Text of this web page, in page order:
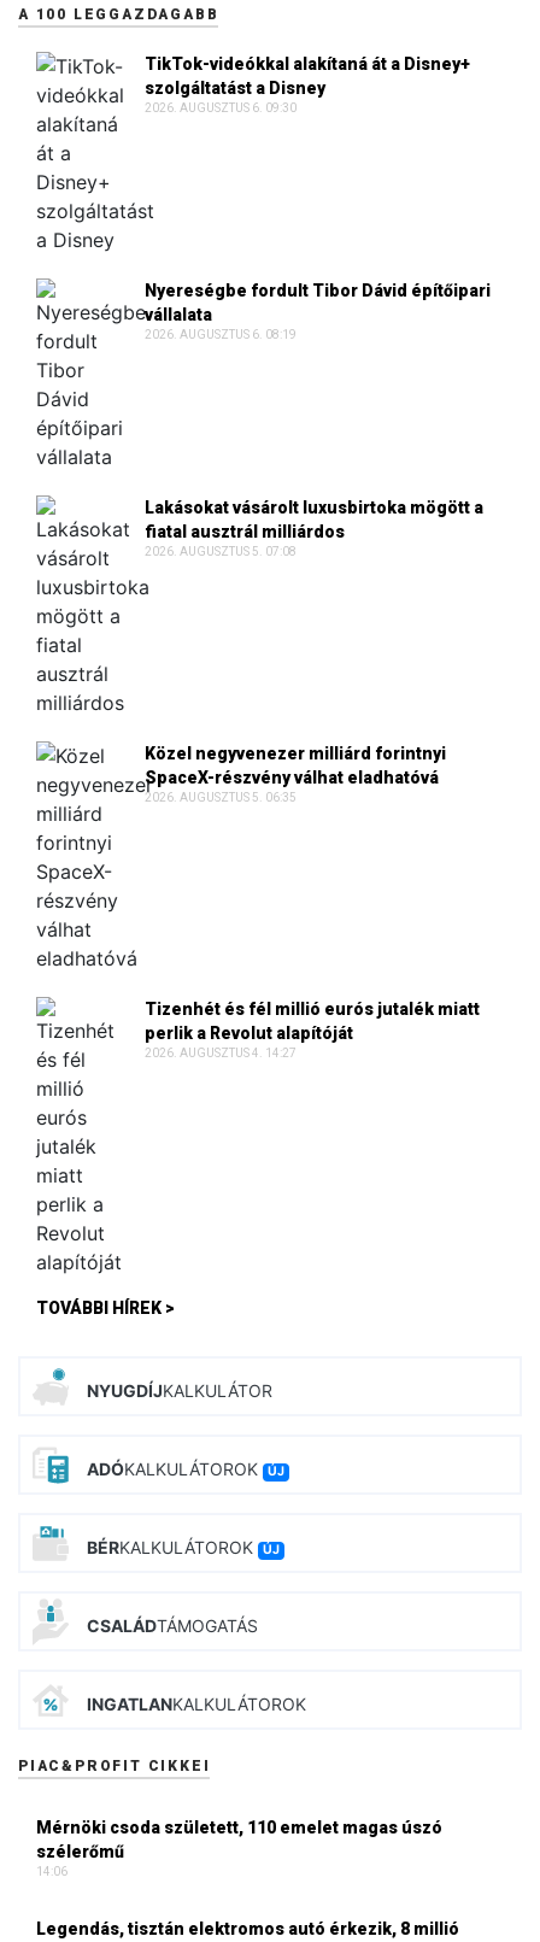
A 100 LEGGAZDAGABB
TikTok-videókkal alakítaná át a Disney+
szolgáltatást a Disney
2026. AUGUSZTUS 6. 09:30
Nyereségbe fordult Tibor Dávid építőipari
vállalata
2026. AUGUSZTUS 6. 08:19
Lakásokat vásárolt luxusbirtoka mögött a
fiatal ausztrál milliárdos
2026. AUGUSZTUS 5. 07:08
Közel negyvenezer milliárd forintnyi
SpaceX-részvény válhat eladhatóvá
2026. AUGUSZTUS 5. 06:35
Tizenhét és fél millió eurós jutalék miatt
perlik a Revolut alapítóját
2026. AUGUSZTUS 4. 14:27
TOVÁBBI HÍREK >
NYUGDÍJKALKULÁTOR
ADÓKALKULÁTOROK ÚJ
BÉRKALKULÁTOROK ÚJ
CSALÁDTÁMOGATÁS
INGATLANKALKULÁTOROK
PIAC&PROFIT CIKKEI
Mérnöki csoda született, 110 emelet magas úszó
szélerőmű
14:06
Legendás, tisztán elektromos autó érkezik, 8 millió